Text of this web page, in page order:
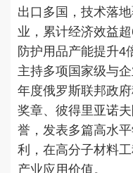
出口多国，技术落
业，累计经济效益
防护用品产能提升4
主持多项国家级与
年度俄罗斯联邦政
奖章、彼得里亚诺
誉，发表多篇高水
利，在高分子材料
产业应用价值。